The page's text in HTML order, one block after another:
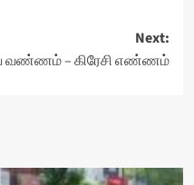
Next:
வண்ணம் – கிரேசி எண்ணம்